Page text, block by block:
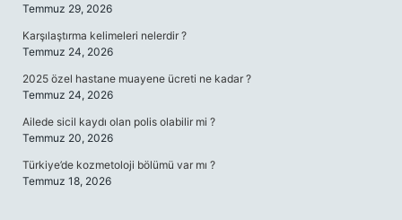
Temmuz 29, 2026
Karşılaştırma kelimeleri nelerdir ?
Temmuz 24, 2026
2025 özel hastane muayene ücreti ne kadar ?
Temmuz 24, 2026
Ailede sicil kaydı olan polis olabilir mi ?
Temmuz 20, 2026
Türkiye’de kozmetoloji bölümü var mı ?
Temmuz 18, 2026